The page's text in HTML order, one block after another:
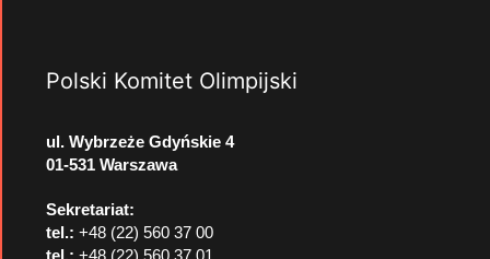
Polski Komitet Olimpijski
ul. Wybrzeże Gdyńskie 4
01-531 Warszawa
Sekretariat:
tel.: +48 (22) 560 37 00
tel.: +48 (22) 560 37 01